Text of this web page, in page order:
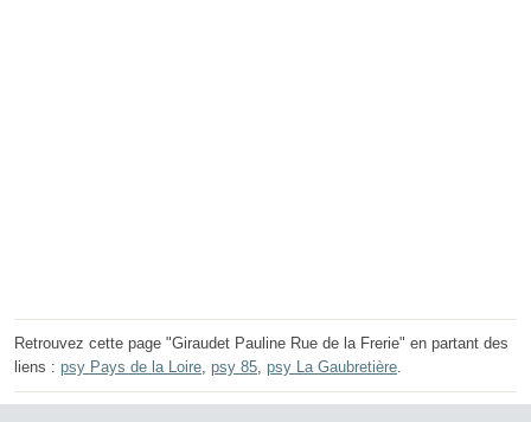
Retrouvez cette page "Giraudet Pauline Rue de la Frerie" en partant des
liens : psy Pays de la Loire, psy 85, psy La Gaubretière.